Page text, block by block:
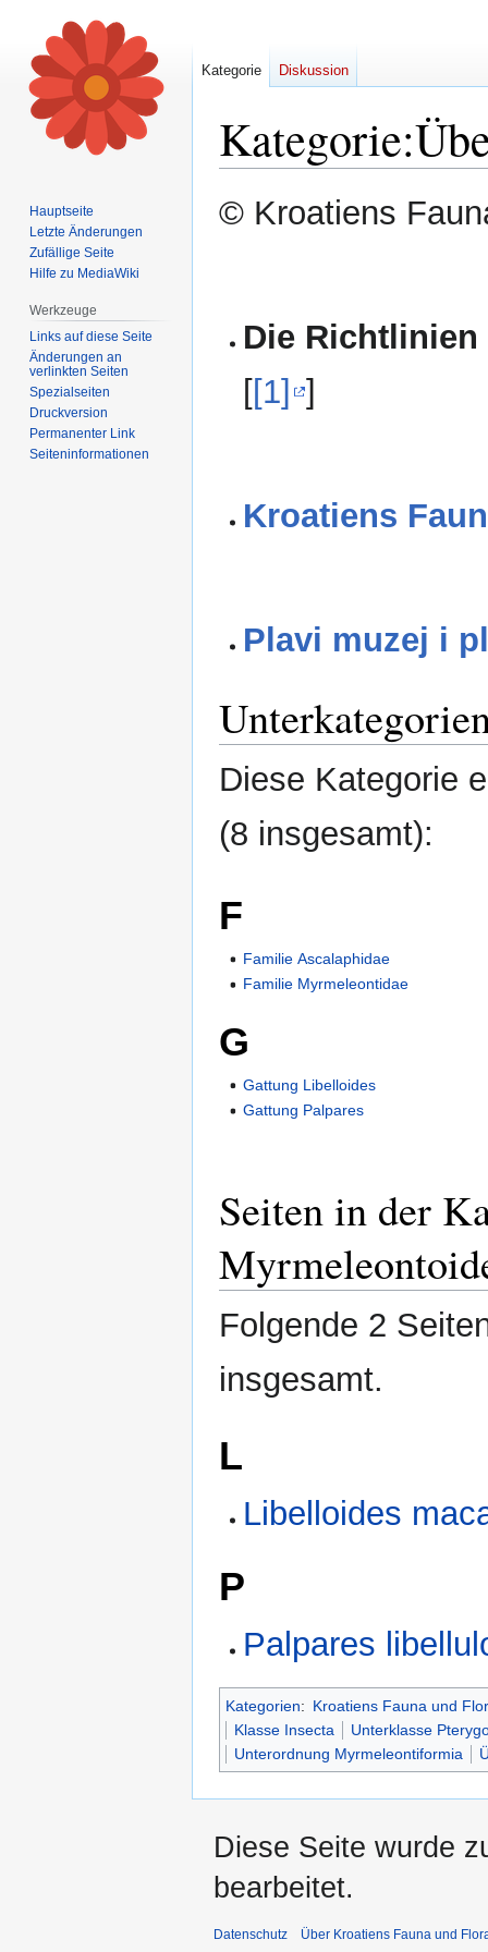
Kategorie:
Zur
Navigation
Zur
Suche
© Kroatiens
Die
[[1] ]
Kroatiens
Plavi muzej i
Diese Kategorie
(8 insgesamt):
F
Familie Ascalaphidae
Familie Myrmeleontidae
G
Gattung Libelloides
Gattung Palpares
Seiten in der
Folgende 2
insgesamt.
L
Libelloides
P
Palpares
Kategorien: Kroatiens Fauna und
Klasse Insecta
Unterklasse
Unterordnung Myrmeleontiformia
Kategorie Diskussion
Hauptseite
Letzte Änderungen
Zufällige Seite
Hilfe zu MediaWiki
Werkzeuge
Links auf diese Seite
Änderungen an
verlinkten Seiten
Spezialseiten
Druckversion
Permanenter Link
Seiten­informationen
Diese Seite wurde
bearbeitet.
Datenschutz Über Kroatiens Fauna und